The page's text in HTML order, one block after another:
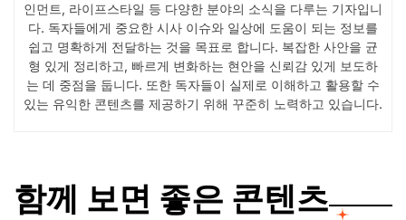
인먼트, 라이프스타일 등 다양한 분야의 소식을 다루는 기자입니
다. 독자들에게 중요한 시사 이슈와 일상에 도움이 되는 정보를
쉽고 명확하게 전달하는 것을 목표로 합니다. 복잡한 사안을 균
형 있게 정리하고, 빠르게 변화하는 현안을 신뢰감 있게 보도하
는 데 중점을 둡니다. 또한 독자들이 실제로 이해하고 활용할 수
있는 유익한 콘텐츠를 제공하기 위해 꾸준히 노력하고 있습니다.
함께 보면 좋은 콘텐츠